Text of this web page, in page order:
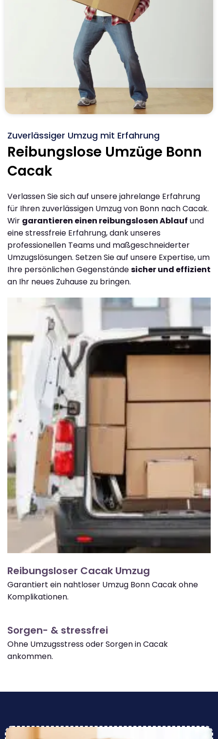
Zuverlässiger Umzug mit Erfahrung
Reibungslose Umzüge Bonn
Cacak
Verlassen Sie sich auf unsere jahrelange Erfahrung
für Ihren zuverlässigen Umzug von Bonn nach Cacak.
Wir garantieren einen reibungslosen Ablauf und
eine stressfreie Erfahrung, dank unseres
professionellen Teams und maßgeschneiderter
Umzugslösungen. Setzen Sie auf unsere Expertise, um
Ihre persönlichen Gegenständesicher und effizient
an Ihr neues Zuhause zu bringen.
Reibungsloser Cacak Umzug
Garantiert ein nahtloser Umzug Bonn Cacak ohne
Komplikationen.
Sorgen- & stressfrei
Ohne Umzugsstress oder Sorgen in Cacak
ankommen.